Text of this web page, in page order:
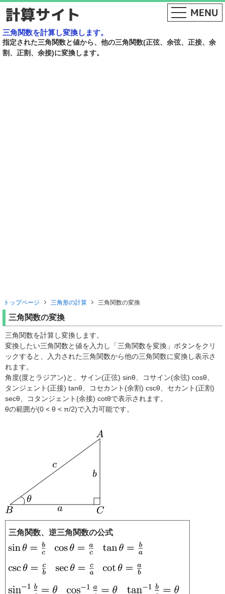
三角関数を計算し変換します。
指定された三角関数と値から、他の三角関数(正弦、余弦、正接、余
割、正割、余接)に変換します。
トップページ 三角形の計算 三角関数の変換
三角関数の変換
三角関数を計算し変換します。
変換したい三角関数と値を入力し「三角関数を変換」ボタンをクリ
ックすると、入力された三角関数から他の三角関数に変換し表示さ
れます。
角度(度とラジアン)と、サイン(正弦) sinθ、コサイン(余弦) cosθ、
タンジェント(正接) tanθ、コセカント(余割) cscθ、セカント(正割)
secθ、コタンジェント(余接) cotθで表示されます。
θの範囲が(0 < θ < π/2)で入力可能です。
三角関数、逆三角関数の公式